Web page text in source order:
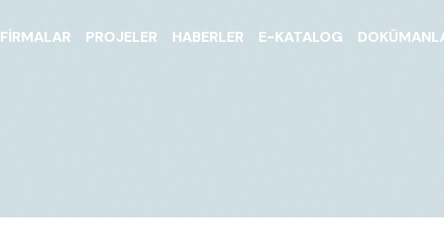
FIRMALAR PROJELER HABERLER E-KATALOG